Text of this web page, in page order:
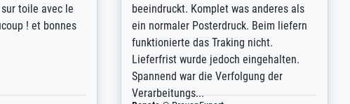
ook geen
over wat
gebeuren.
quality. The quality for a large print was
atrocious. They refunded me when I sent
pictures of the blurry print vs. a
Wikipedia commons representation.
They stated they couldn't do ...